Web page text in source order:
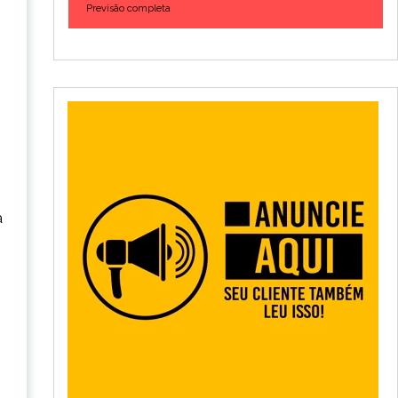
Previsão completa